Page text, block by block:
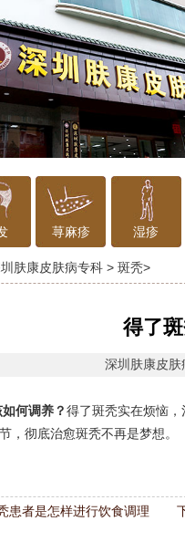
荨麻疹 湿疹
肤康皮肤病专科 > 斑秃>
得了
深圳肤康皮肤
何调养？ 得了斑秃实在烦恼
，彻底治愈斑秃不再是梦想。
患者是怎样进行饮食调理